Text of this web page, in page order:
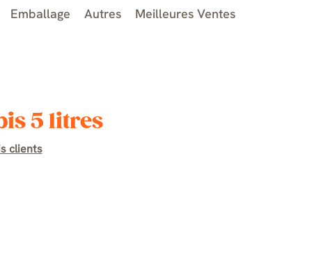
Emballage Autres Meilleures Ventes
5 litres
clients